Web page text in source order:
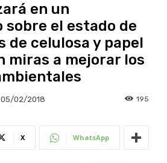
en un
sobre el estado de
de celulosa y papel
miras a mejorar los
05/02/2018 195
X WhatsApp